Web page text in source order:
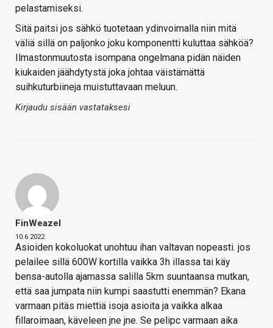
pelastamiseksi.
Sitä paitsi jos sähkö tuotetaan ydinvoimalla niin mitä
väliä sillä on paljonko joku komponentti kuluttaa sähköä?
Ilmastonmuutosta isompana ongelmana pidän näiden
kiukaiden jäähdytystä joka johtaa väistämättä
suihkuturbiineja muistuttavaan meluun.
Kirjaudu sisään vastataksesi
FinWeazel
10.6.2022
Asioiden kokoluokat unohtuu ihan valtavan nopeasti. jos
pelailee sillä 600W kortilla vaikka 3h illassa tai käy
bensa-autolla ajamassa salilla 5km suuntaansa mutkan,
että saa jumpata niin kumpi saastutti enemmän? Ekana
varmaan pitäs miettiä isoja asioita ja vaikka alkaa
fillaroimaan, käveleen jne jne. Se pelipc varmaan aika